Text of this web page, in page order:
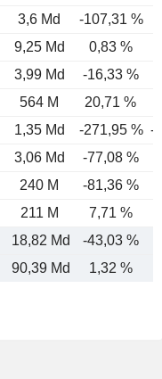
3,6 Md -107,31 %
9,25 Md 0,83 %
3,99 Md -16,33 %
564 M 20,71 %
1,35 Md -271,95 % -
3,06 Md -77,08 %
240 M -81,36 %
211 M 7,71 %
18,82 Md -43,03 %
90,39 Md 1,32 %